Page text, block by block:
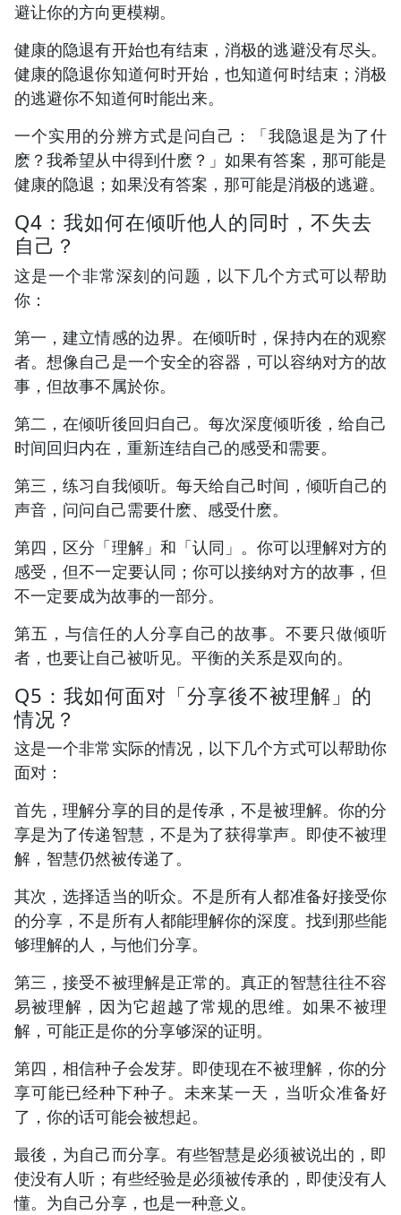
避让你的方向更模糊。
健康的隐退有开始也有结束，消极的逃避没有尽头。
健康的隐退你知道何时开始，也知道何时结束；消极
的逃避你不知道何时能出来。
一个实用的分辨方式是问自己：「我隐退是为了什
麽？我希望从中得到什麽？」如果有答案，那可能是
健康的隐退；如果没有答案，那可能是消极的逃避。
Q4：我如何在倾听他人的同时，不失去
自己？
这是一个非常深刻的问题，以下几个方式可以帮助
你：
第一，建立情感的边界。在倾听时，保持内在的观察
者。想像自己是一个安全的容器，可以容纳对方的故
事，但故事不属於你。
第二，在倾听後回归自己。每次深度倾听後，给自己
时间回归内在，重新连结自己的感受和需要。
第三，练习自我倾听。每天给自己时间，倾听自己的
声音，问问自己需要什麽、感受什麽。
第四，区分「理解」和「认同」。你可以理解对方的
感受，但不一定要认同；你可以接纳对方的故事，但
不一定要成为故事的一部分。
第五，与信任的人分享自己的故事。不要只做倾听
者，也要让自己被听见。平衡的关系是双向的。
Q5：我如何面对「分享後不被理解」的
情况？
这是一个非常实际的情况，以下几个方式可以帮助你
面对：
首先，理解分享的目的是传承，不是被理解。你的分
享是为了传递智慧，不是为了获得掌声。即使不被理
解，智慧仍然被传递了。
其次，选择适当的听众。不是所有人都准备好接受你
的分享，不是所有人都能理解你的深度。找到那些能
够理解的人，与他们分享。
第三，接受不被理解是正常的。真正的智慧往往不容
易被理解，因为它超越了常规的思维。如果不被理
解，可能正是你的分享够深的证明。
第四，相信种子会发芽。即使现在不被理解，你的分
享可能已经种下种子。未来某一天，当听众准备好
了，你的话可能会被想起。
最後，为自己而分享。有些智慧是必须被说出的，即
使没有人听；有些经验是必须被传承的，即使没有人
懂。为自己分享，也是一种意义。